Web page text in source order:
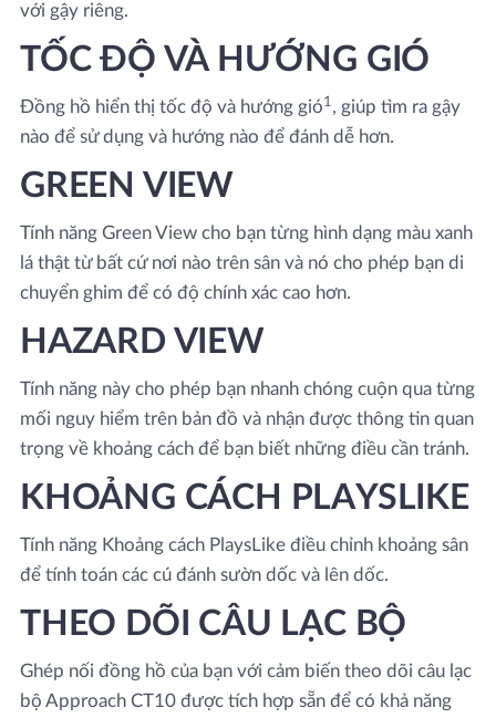
với gậy riêng.
TỐC ĐỘ VÀ HƯỚNG GIÓ
Đồng hồ hiển thị tốc độ và hướng gió1 , giúp tìm ra gậy
nào để sử dụng và hướng nào để đánh dễ hơn.
GREEN VIEW
Tính năng Green View cho bạn từng hình dạng màu xanh
lá thật từ bất cứ nơi nào trên sân và nó cho phép bạn di
chuyển ghim để có độ chính xác cao hơn.
HAZARD VIEW
Tính năng này cho phép bạn nhanh chóng cuộn qua từng
mối nguy hiểm trên bản đồ và nhận được thông tin quan
trọng về khoảng cách để bạn biết những điều cần tránh.
KHOẢNG CÁCH PLAYSLIKE
Tính năng Khoảng cách PlaysLike điều chỉnh khoảng sân
để tính toán các cú đánh sườn dốc và lên dốc.
THEO DÕI CÂU LẠC BỘ
Ghép nối đồng hồ của bạn với cảm biến theo dõi câu lạc
bộ Approach CT10 được tích hợp sẵn để có khả năng